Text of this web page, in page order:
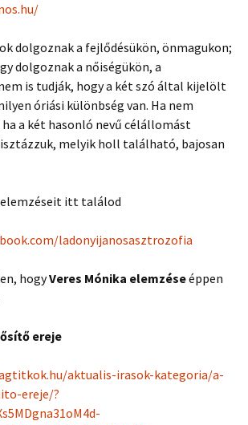
dolgoznak a fejlődésükön, önmagukon;
dolgoznak a nőiségükön, a
is tudják, hogy a két szó által kijelölt
óriási különbség van. Ha nem
a két hasonló nevű célállomást
melyik holl található, bajosan
itt találod
ladonyijanosasztrozofia
hogyVeres Mónika elemzéseéppen
ereje
aktualis-irasok-kategoria/a-
ereje/?